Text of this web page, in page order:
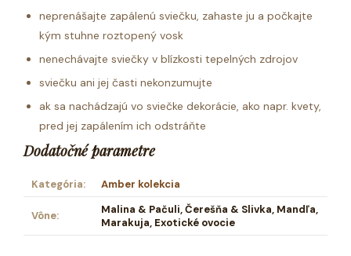
neprenášajte zapálenú sviečku, zahaste ju a počkajte
kým stuhne roztopený vosk
nenechávajte sviečky v blízkosti tepelných zdrojov
sviečku ani jej časti nekonzumujte
ak sa nachádzajú vo sviečke dekorácie, ako napr. kvety,
pred jej zapálením ich odstráňte
Dodatočné parametre
Kategória: Amber kolekcia
Vône:
Malina & Pačuli, Čerešňa & Slivka, Mandľa,
Marakuja, Exotické ovocie